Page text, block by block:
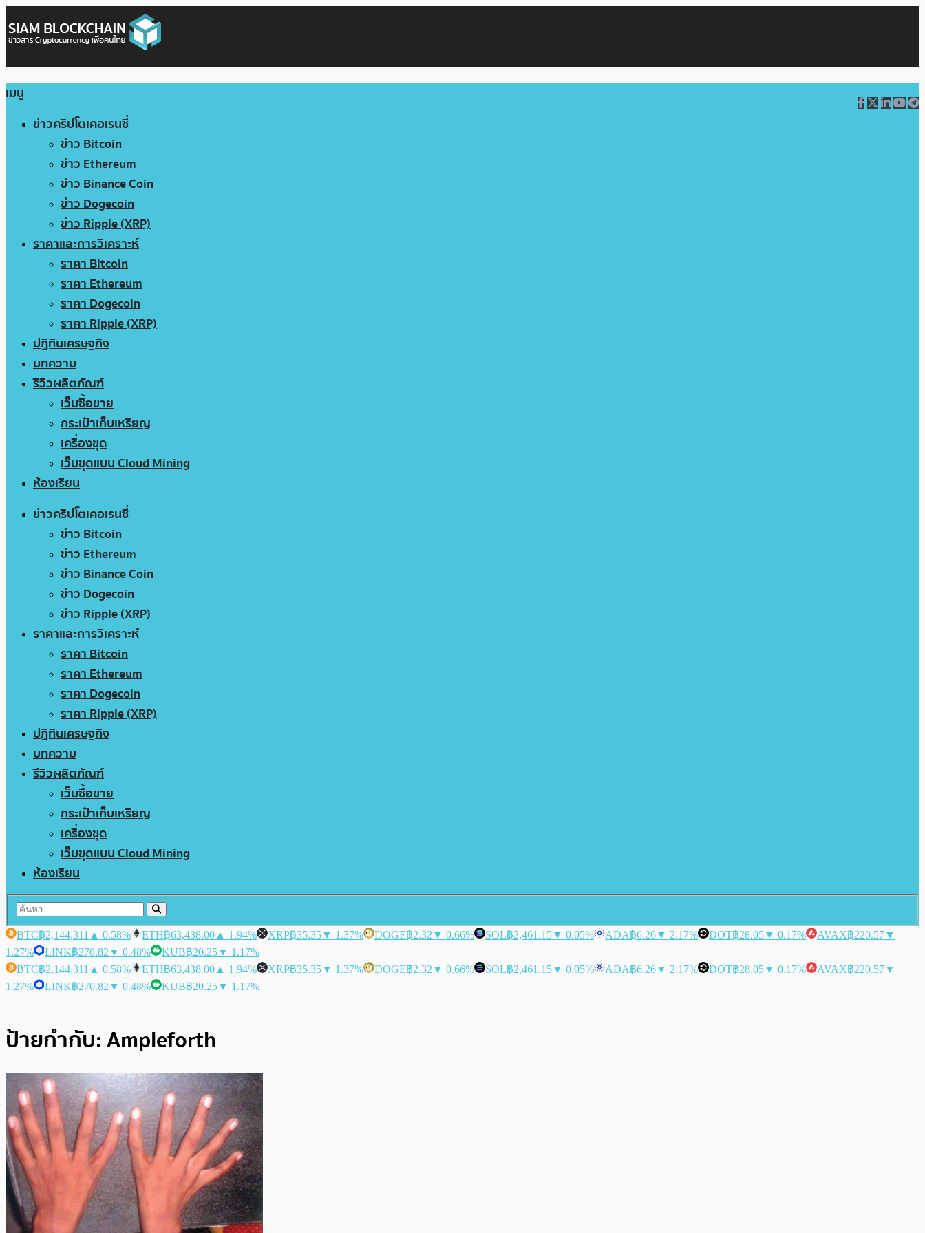
เมนู
ข่าวคริปโตเคอเรนซี่
ข่าว Bitcoin
ข่าว Ethereum
ข่าว Binance Coin
ข่าว Dogecoin
ข่าว Ripple (XRP)
ราคาและการวิเคราะห์
ราคา Bitcoin
ราคา Ethereum
ราคา Dogecoin
ราคา Ripple (XRP)
ปฏิทินเศรษฐกิจ
บทความ
รีวิวผลิตภัณฑ์
เว็บซื้อขาย
กระเป๋าเก็บเหรียญ
เครื่องขุด
เว็บขุดแบบ Cloud Mining
ห้องเรียน
ข่าวคริปโตเคอเรนซี่
ข่าว Bitcoin
ข่าว Ethereum
ข่าว Binance Coin
ข่าว Dogecoin
ข่าว Ripple (XRP)
ราคาและการวิเคราะห์
ราคา Bitcoin
ราคา Ethereum
ราคา Dogecoin
ราคา Ripple (XRP)
ปฏิทินเศรษฐกิจ
บทความ
รีวิวผลิตภัณฑ์
เว็บซื้อขาย
กระเป๋าเก็บเหรียญ
เครื่องขุด
เว็บขุดแบบ Cloud Mining
ห้องเรียน
BTC฿2,144,311 ▲ 0.58% ETH฿63,438.00 ▲ 1.94% XRP฿35.35▼ 1.37% DOGE฿2.32 ▼ 0.66% SOL฿2,461.15▼ 0.05% ADA฿6.26▼ 2.17% DOT฿28.05▼ 0.17% AVAX฿220.57▼
1.27%
LINK฿270.82 ▼ 0.48% KUB฿20.25▼ 1.17%
BTC฿2,144,311 ▲ 0.58% ETH฿63,438.00 ▲ 1.94% XRP฿35.35▼ 1.37% DOGE฿2.32 ▼ 0.66% SOL฿2,461.15▼ 0.05% ADA฿6.26▼ 2.17% DOT฿28.05▼ 0.17% AVAX฿220.57▼
1.27%
LINK฿270.82 ▼ 0.48% KUB฿20.25▼ 1.17%
ป้ายกำกับ:Ampleforth